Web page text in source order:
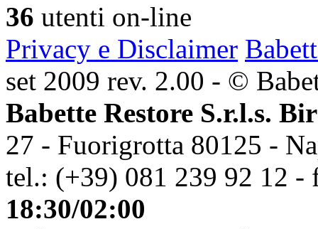
36 utenti on-line
Privacy e Disclaimer
set 2009 rev. 2.00 - ©
Babette Restore S.r.l.s.
27 - Fuorigrotta 80125 -
tel.: (+39) 081 239 92 12 -
18:30/02:00